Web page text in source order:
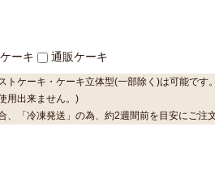
ーキ 通販ケーキ
トケーキ・ケーキ立体型(一部除く)は可能です
用出来ません。)
、「冷凍発送」の為、約2週間前を目安にご注文